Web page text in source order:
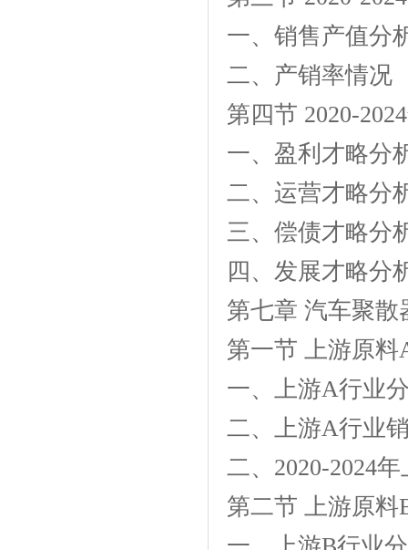
一、销售产值分
二、产销率情况
第四节 2020-
一、盈利才略分
二、运营才略分
三、偿债才略分
四、发展才略分
第七章 汽车聚
第一节 上游原料
一、上游A行业
二、上游A行业
二、2020-2024
第二节 上游原料